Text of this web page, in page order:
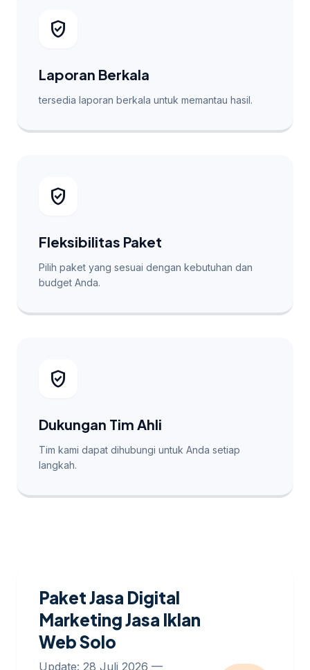
verified_user
Laporan Berkala
tersedia laporan berkala untuk memantau hasil.
verified_user
Fleksibilitas Paket
Pilih paket yang sesuai dengan kebutuhan dan
budget Anda.
verified_user
Dukungan Tim Ahli
Tim kami dapat dihubungi untuk Anda setiap
langkah.
Paket Jasa Digital
Marketing Jasa Iklan
Web Solo
Update: 28 Juli 2026 —